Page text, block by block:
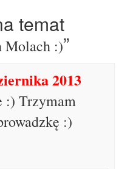
temat
Molach :)”
2013
:) Trzymam
:)